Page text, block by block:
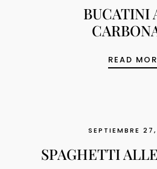
BUCATINI
READ
SEPTIEMBRE
SPAGHETTI